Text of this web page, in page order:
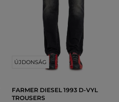
ÚJDONSÁG
FARMER DIESEL 1993 D-VYL
TROUSERS